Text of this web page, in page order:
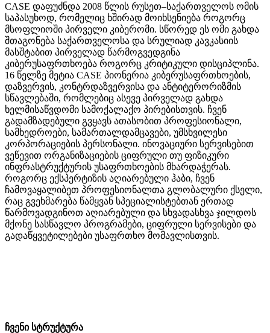
CASE დაფუძნდა 2008 წლის რუსეთ–საქართველოს ომის
საპასუხოდ, რომელიც ხშირად მოიხსენიება როგორც
მსოფლიოში პირველი კიბერომი. სწორედ ეს ომი გახდა
შთაგონება საქართველოსა და სრულიად კავკასიის
მასშტაბით პირველად წარმოგვედგინა
კიბერუსაფრთხოება როგორც კრიტიკული დისციპლინა.
16 წელზე მეტია CASE პიონერია კიბერუსაფრთხოების,
დაზვერვის, კონტრდაზვერვისა და ანტიტერორიზმის
სწავლებაში, რომლებიც ასევე პირველად გახდა
ხელმისაწვდომი სამოქალაქო პირებისთვის. ჩვენ
გადამზადებული გვყავს ათასობით პროფესიონალი,
სამხედროები, სამართალდამცავები, უმსხვილესი
კორპორაციების პერსონალი. ინოვაციური სერვისებით
ვეწევით ორგანიზაციების ციფრული თუ ფიზიკური
ინფრასტრუქტურის უსაფრთხოების მხარდაჭერას.
როგორც ექსპერტიზის აღიარებული ჰაბი, ჩვენ
ჩამოვაყალიბეთ პროფესიონალთა გლობალური ქსელი,
რაც გვეხმარება წამყვან სპეციალისტებთან ერთად
წარმოვადგინოთ აღიარებული და სხვადასხვა ჯილდოს
მქონე სასწავლო პროგრამები, ციფრული სერვისები და
გადაწყვეტილებები უსაფრთხო მომავლისთვის.
ჩვენი სტრუქტურა